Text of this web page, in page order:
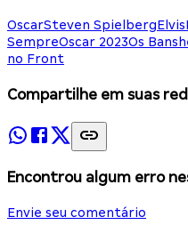
OscarSteven SpielbergElvis
SempreOscar 2023Os
no Front
Compartilhe em suas
Encontrou algum erro
Envie seu comentário